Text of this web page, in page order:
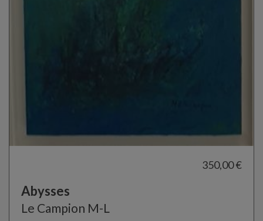
350,00 €
Abysses
Le Campion M-L